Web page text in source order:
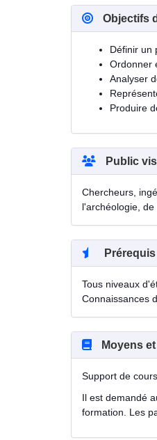
Objectifs
Définir un
Ordonner
Analyser
Produire
Public
Chercheurs,
l'archéologie,
Prérequis
Tous niveaux
Connaissances
Moyens
Support de
Il est demandé
formation. Les